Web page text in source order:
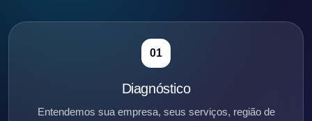
01
Diagnóstico
Entendemos sua empresa, seus serviços, região de